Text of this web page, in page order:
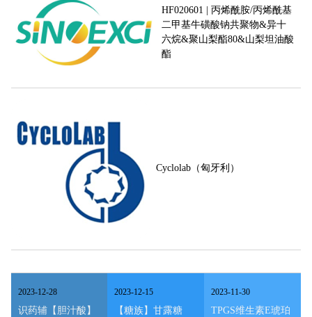
HF020601 | 丙烯酰胺/丙烯酰基
二甲基牛磺酸钠共聚物&异十
六烷&聚山梨酯80&山梨坦油酸
酯
Cyclolab（匈牙利）
识药辅【胆汁酸】
2023-12-28
【糖族】甘露糖
2023-12-15
TPGS维生素E琥珀
2023-11-30